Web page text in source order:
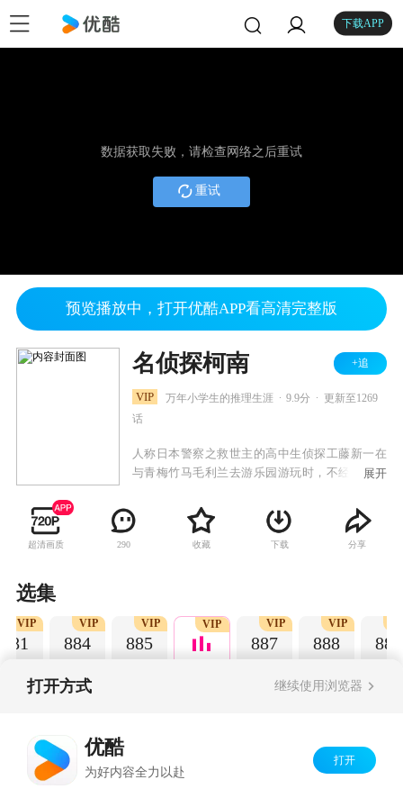
下载APP
数据获取失败，请检查网络之后重试
重试
预览播放中，打开优酷APP看高清完整版
名侦探柯南 +追
VIP 万年小学生的推理生涯 9.9分
更新至1269
话
人称日本警察之救世主的高中生侦探工藤新一在
与青梅竹马毛利兰去游乐园游玩时，不经意中发
踪，并目睹了黑衣人正在进行可疑交易。不料，
却被另一名黑衣人在背后击晕，被强行灌下一种
名为APTX-4869的毒药，致使身体变小。为了在
为“江户川柯南”，并寄住在毛利兰的家中。作为
侦探，柯南实在看不下去毛利小五郎经常做的一
些“发育不良”的错误推理，便帮助毛利小五郎破
展开
超清画质 290 收藏 下载 分享
选集
881
VIP
884
VIP
885
VIP VIP
887
VIP
888
VIP
889
打开方式 继续使用浏览器
优酷
为好内容全力以赴
打开